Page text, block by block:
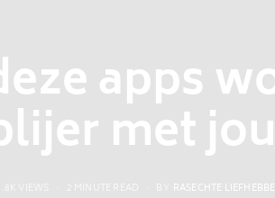
apps
met
RASECHTE